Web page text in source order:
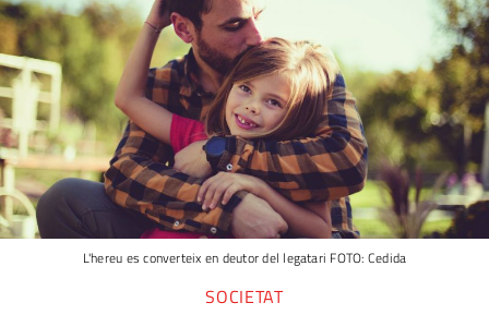
L'hereu es converteix en deutor del legatari FOTO: Cedida
SOCIETAT